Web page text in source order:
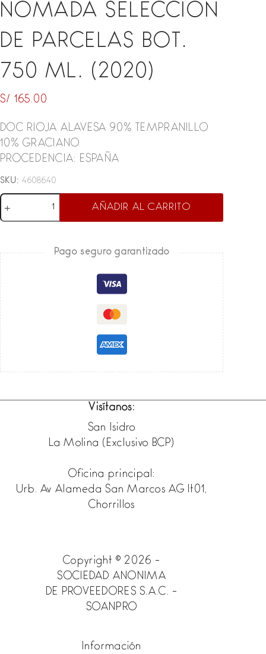
NÓMADA SELECCIÓN
DE PARCELAS BOT.
750 ML. (2020)
S/ 165.00
DOC RIOJA ALAVESA 90% TEMPRANILLO
10% GRACIANO
PROCEDENCIA: ESPAÑA
SKU:4608640
VINO
SELECCIÓN
DE
PARCELAS
BOT.
750
ML.
(2020)
cantidad
AÑADIR AL CARRITO
Pago seguro garantizado
Visítanos:
San Isidro
La Molina (Exclusivo BCP)
Oficina principal:
Urb. Av Alameda San Marcos AG lt01,
Chorrillos
Copyright © 2026 -
SOCIEDAD ANONIMA
DE PROVEEDORES S.A.C. -
SOANPRO
Información